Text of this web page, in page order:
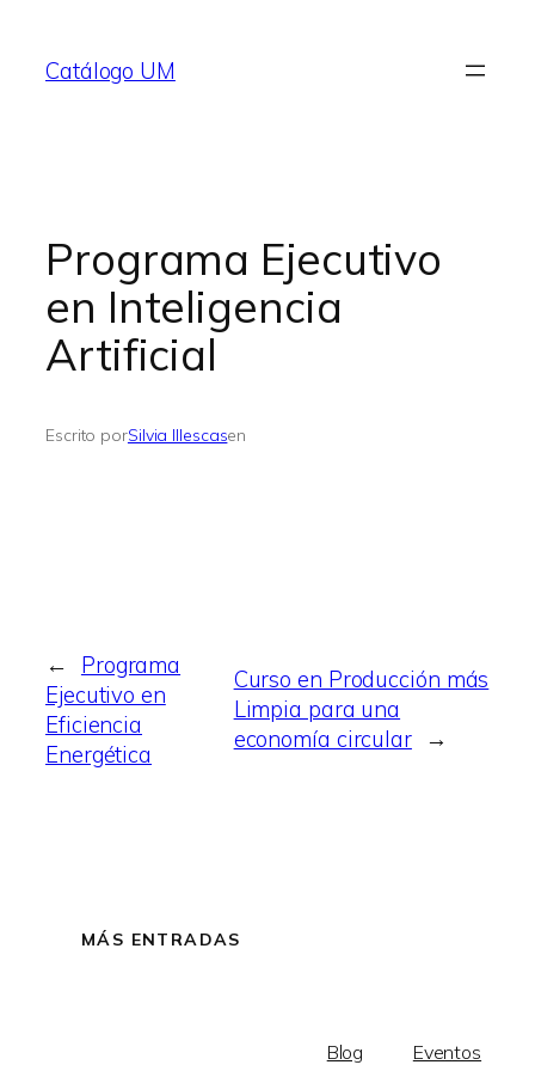
contenido
Catálogo UM
Programa Ejecutivo
en Inteligencia
Artificial
Escrito porSilvia Illescasen
←
Programa
Ejecutivo en
Eficiencia
Energética
Curso en Producción más
Limpia para una
economía circular →
MÁS ENTRADAS
Blog
Eventos